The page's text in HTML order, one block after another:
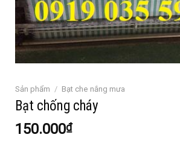
Sản phẩm / Bạt che nắng mưa
Bạt chống cháy
150.000₫